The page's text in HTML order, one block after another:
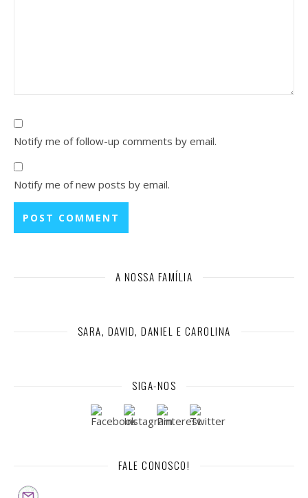
Notify me of follow-up comments by email.
Notify me of new posts by email.
A NOSSA FAMÍLIA
SARA, DAVID, DANIEL E CAROLINA
SIGA-NOS
FALE CONOSCO!